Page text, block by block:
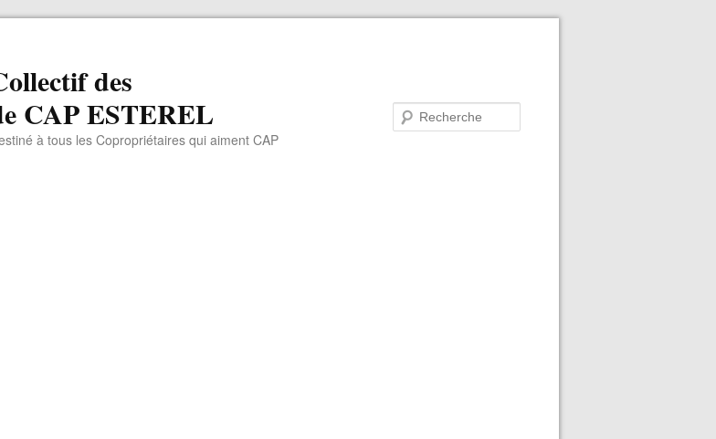
des
CAP ESTEREL
à tous les Copropriétaires qui aiment CAP